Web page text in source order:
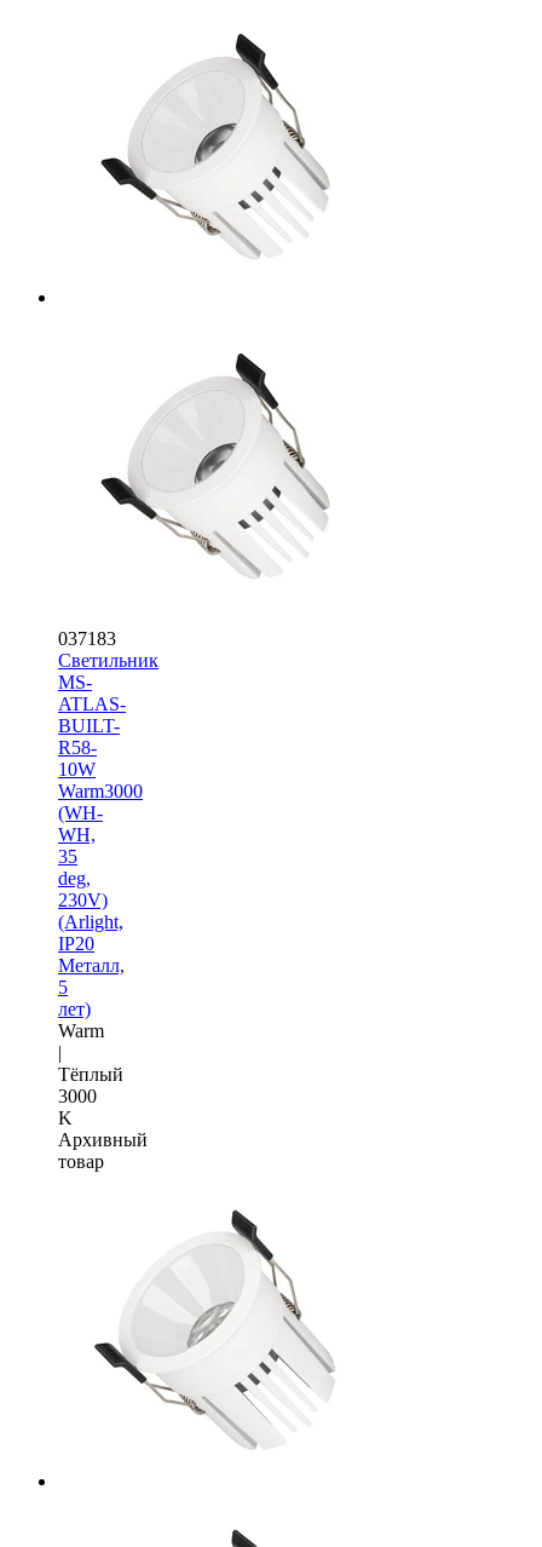
037183
Светильник
MS-
ATLAS-
BUILT-
R58-
10W
Warm3000
(WH-
WH,
35
deg,
230V)
(Arlight,
IP20
Металл,
5
лет)
Warm
|
Тёплый
3000
K
Архивный
товар